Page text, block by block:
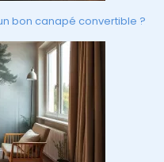
bon canapé convertible ?